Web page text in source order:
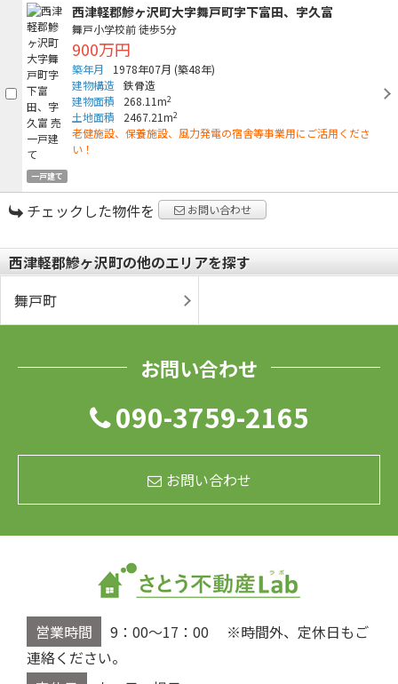
一戸建て
西津軽郡鰺ヶ沢町大字舞戸町字下富田、字久富
舞戸小学校前徒歩5分
900万円
築年月 1978年07月 (築48年)
建物構造 鉄骨造
建物面積
268.11m2
土地面積 2467.21m2
老健施設、保養施設、風力発電の宿舎等事業用にご活用くださ
い！
チェックした物件を お問い合わせ
西津軽郡鰺ヶ沢町の他のエリアを探す
舞戸町
お問い合わせ
090-3759-2165
お問い合わせ
営業時間
9：00～17：00 ※時間外、定休日もご
連絡ください。